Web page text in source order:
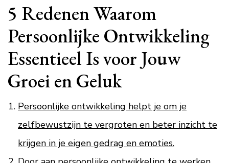
5 Redenen Waarom
Persoonlijke Ontwikkeling
Essentieel Is voor Jouw
Groei en Geluk
Persoonlijke ontwikkeling helpt je om je
zelfbewustzijn te vergroten en beter inzicht te
krijgen in je eigen gedrag en emoties.